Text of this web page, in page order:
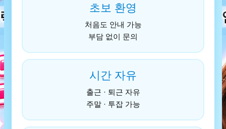
초보 환영
처음도 안내 가능
부담 없이 문의
시간 자유
출근 · 퇴근 자유
주말 · 투잡 가능